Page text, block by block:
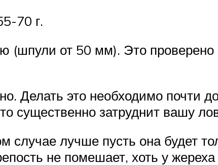
70 г.
(шпули от 50 мм). Это проверено
Делать это необходимо почти
существенно затруднит вашу
случае лучше пусть она будет
не помешает, хоть у жереха